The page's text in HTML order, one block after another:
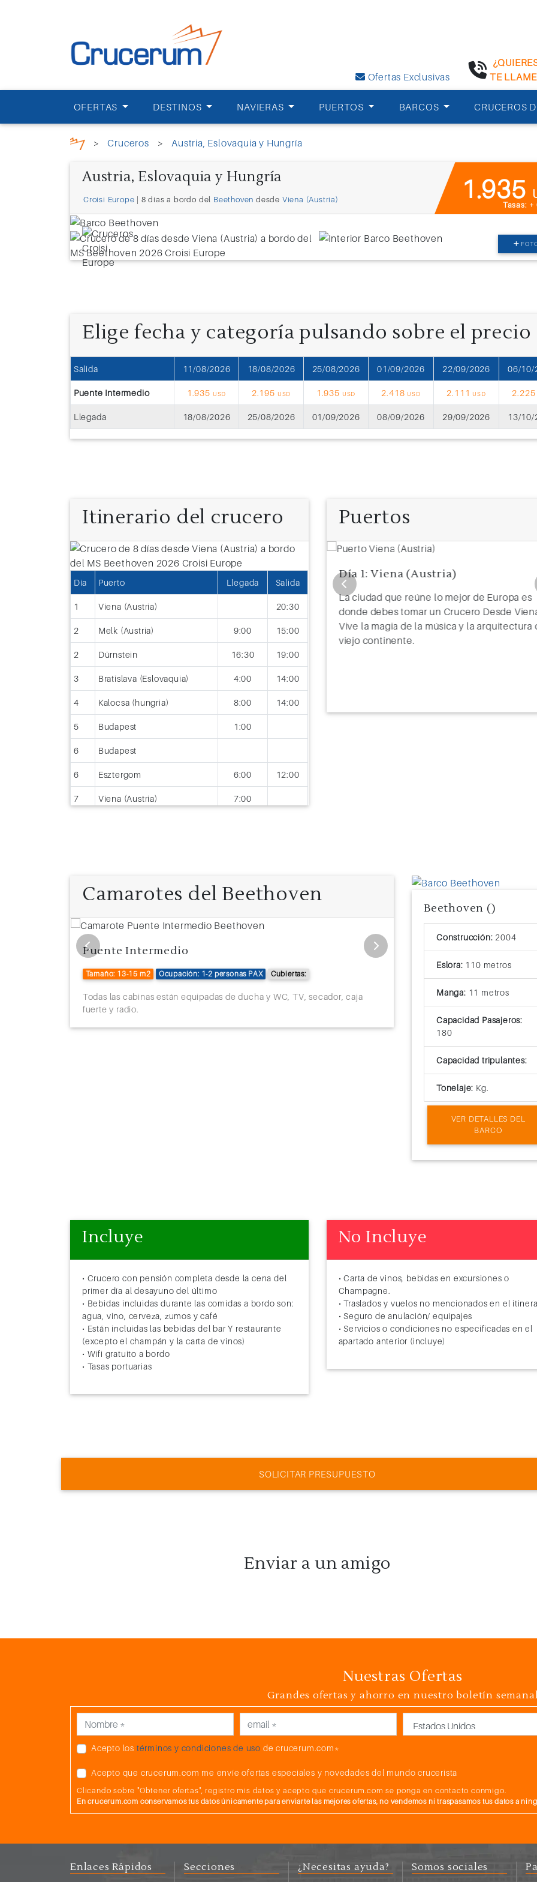
Ofertas Exclusivas
TE
OFERTAS DESTINOS NAVIERAS PUERTOS BARCOS CRUCEROS
> Cruceros > Austria, Eslovaquia y Hungría
Austria, Eslovaquia y Hungría
Croisi Europe | 8 días a bordo del Beethoven desde Viena (Austria) 1.935
Tasas:
Elige fecha y categoría pulsando sobre el precio
Salida 11/08/2026 18/08/2026 25/08/2026 01/09/2026 22/09/2026 06/10/
Puente Intermedio 1.935 USD 2.195 USD 1.935 USD 2.418 USD 2.111 USD
Llegada 18/08/2026 25/08/2026 01/09/2026 08/09/2026 29/09/2026 13/10/
Itinerario del crucero
Día Puerto Llegada Salida
1 Viena (Austria) 20:30
2 Melk (Austria) 9:00 15:00
2 Dürnstein 16:30 19:00
3 Bratislava (Eslovaquia) 4:00 14:00
4 Kalocsa (hungria) 8:00 14:00
5 Budapest 1:00
6 Budapest
6 Esztergom 6:00 12:00
7 Viena (Austria) 7:00
Puertos
Día 8: Viena (Austria)
La ciudad que reúne lo mejor de Europa es
donde debes tomar un Crucero Desde Viena.
Vive la magia de la música y la arquitectura del
viejo continente.
Día 1: Viena (Austria)
La ciudad que reúne lo mejor de Europa es
donde debes tomar un Crucero Desde
Vive la magia de la música y la arquitectura
viejo continente.
Camarotes del Beethoven
Puente Intermedio
Tamaño: 13-15 m2 Ocupación: 1-2 personas PAX Cubiertas:
Todas las cabinas están equipadas de ducha y WC, TV, secador, caja
fuerte y radio.
Exterior
Tamaño: Ocupación: 0 PAX
Previous
Beethoven ()
Construcción: 2004
Eslora: 110 metros
Manga: 11 metros
Capacidad Pasajeros:
180
Capacidad tripulantes:
Tonelaje: Kg.
VER DETALLES DEL
BARCO
Incluye
• Crucero con pensión completa desde la cena del
primer día al desayuno del último
• Bebidas incluidas durante las comidas a bordo son:
agua, vino, cerveza, zumos y café
• Están incluidas las bebidas del bar Y restaurante
(excepto el champán y la carta de vinos)
• Wifi gratuito a bordo
• Tasas portuarias
No Incluye
• Carta de vinos, bebidas en excursiones o
Champagne.
• Traslados y vuelos no mencionados en el
• Seguro de anulación/ equipajes
• Servicios o condiciones no especificadas en el
apartado anterior (incluye)
SOLICITAR PRESUPUESTO
Enviar a un amigo
Nuestras Ofertas
Grandes ofertas y ahorro en nuestro boletín
Acepto los términos y condiciones de uso de crucerum.com*
Acepto que crucerum.com me envíe ofertas especiales y novedades del mundo crucerista
Clicando sobre "Obtener ofertas", registro mis datos y acepto que crucerum.com se ponga en contacto conmigo.
En crucerum.com conservamos tus datos únicamente para enviarte las mejores ofertas, no vendemos ni traspasamos tus datos a
Enlaces Rápidos Secciones ¿Necesitas ayuda? Somos sociales